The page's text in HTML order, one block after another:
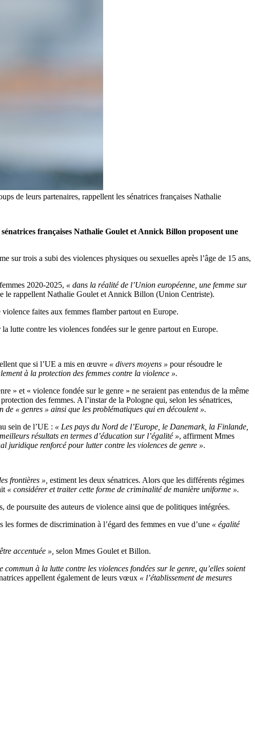
de leurs partenaires, rappellent les sénatrices françaises Nathalie
françaises Nathalie Goulet et Annick Billon proposent une
sur trois a subi des violences physiques ou sexuelles après l’âge de 15 ans,
2020-2025, « dans la réalité de l’Union européenne, une femme sur
le rappellent Nathalie Goulet et Annick Billon (Union Centriste).
faites aux femmes flamber partout en Europe.
lutte contre les violences fondées sur le genre partout en Europe.
que si l’UE a mis en œuvre « divers moyens » pour résoudre le
à la protection des femmes contre la violence ».
» et « violence fondée sur le genre » ne seraient pas entendus de la même
des femmes. A l’instar de la Pologne qui, selon les sénatrices,
« genres » ainsi que les problématiques qui en découlent ».
sein de l’UE : « Les pays du Nord de l’Europe, le Danemark, la Finlande,
résultats en termes d’éducation sur l’égalité », affirment Mmes
juridique renforcé pour lutter contre les violences de genre ».
frontières », estiment les deux sénatrices. Alors que les différents régimes
« considérer et traiter cette forme de criminalité de manière uniforme ».
poursuite des auteurs de violence ainsi que de politiques intégrées.
formes de discrimination à l’égard des femmes en vue d’une « égalité
accentuée », selon Mmes Goulet et Billon.
à la lutte contre les violences fondées sur le genre, qu’elles soient
appellent également de leurs vœux « l’établissement de mesures